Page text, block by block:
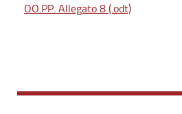
OO.PP. Allegato 8 (.odt)